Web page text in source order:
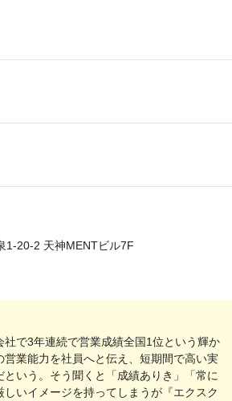
1-20-2 天神MENTビル7F
社で3年連続で営業成績全国1位という輝か
営業能力を社員へと伝え、短期間で高い実
いう。そう聞くと「成績ありき」「常に
いイメージを持ってしまうが『エクスク